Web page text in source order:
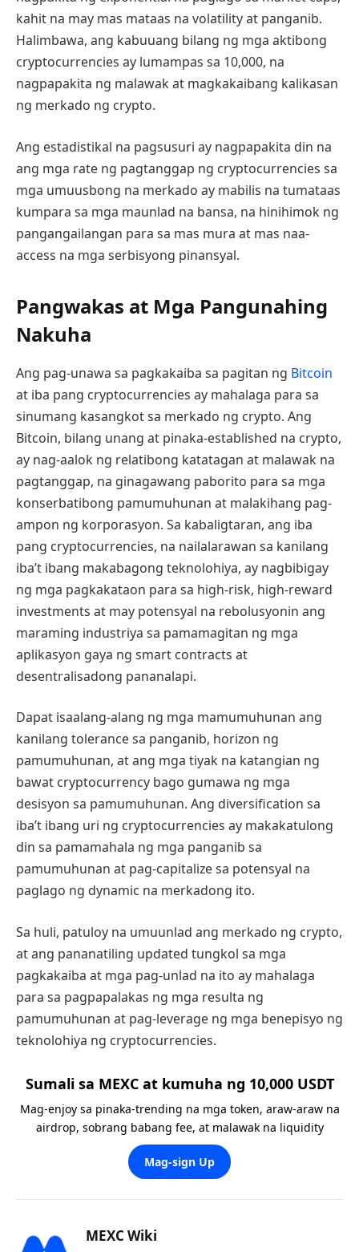
kahit na may mas mataas na volatility at panganib.
Halimbawa, ang kabuuang bilang ng mga aktibong
cryptocurrencies ay lumampas sa 10,000, na
nagpapakita ng malawak at magkakaibang kalikasan
ng merkado ng crypto.
Ang estadistikal na pagsusuri ay nagpapakita din na
ang mga rate ng pagtanggap ng cryptocurrencies sa
mga umuusbong na merkado ay mabilis na tumataas
kumpara sa mga maunlad na bansa, na hinihimok ng
pangangailangan para sa mas mura at mas naa-
access na mga serbisyong pinansyal.
Pangwakas at Mga Pangunahing
Nakuha
Ang pag-unawa sa pagkakaiba sa pagitan ng Bitcoin
at iba pang cryptocurrencies ay mahalaga para sa
sinumang kasangkot sa merkado ng crypto. Ang
Bitcoin, bilang unang at pinaka-established na crypto,
ay nag-aalok ng relatibong katatagan at malawak na
pagtanggap, na ginagawang paborito para sa mga
konserbatibong pamumuhunan at malakihang pag-
ampon ng korporasyon. Sa kabaligtaran, ang iba
pang cryptocurrencies, na nailalarawan sa kanilang
iba’t ibang makabagong teknolohiya, ay nagbibigay
ng mga pagkakataon para sa high-risk, high-reward
investments at may potensyal na rebolusyonin ang
maraming industriya sa pamamagitan ng mga
aplikasyon gaya ng smart contracts at
desentralisadong pananalapi.
Dapat isaalang-alang ng mga mamumuhunan ang
kanilang tolerance sa panganib, horizon ng
pamumuhunan, at ang mga tiyak na katangian ng
bawat cryptocurrency bago gumawa ng mga
desisyon sa pamumuhunan. Ang diversification sa
iba’t ibang uri ng cryptocurrencies ay makakatulong
din sa pamamahala ng mga panganib sa
pamumuhunan at pag-capitalize sa potensyal na
paglago ng dynamic na merkadong ito.
Sa huli, patuloy na umuunlad ang merkado ng crypto,
at ang pananatiling updated tungkol sa mga
pagkakaiba at mga pag-unlad na ito ay mahalaga
para sa pagpapalakas ng mga resulta ng
pamumuhunan at pag-leverage ng mga benepisyo ng
teknolohiya ng cryptocurrencies.
Sumali sa MEXC at kumuha ng 10,000 USDT
Mag-enjoy sa pinaka-trending na mga token, araw-araw na
airdrop, sobrang babang fee, at malawak na liquidity
Mag-sign Up
MEXC Wiki